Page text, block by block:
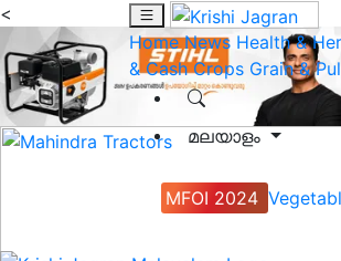
<
Home News Health &
& Cash Crops Grain &
മലയാളം
MFOI 2024